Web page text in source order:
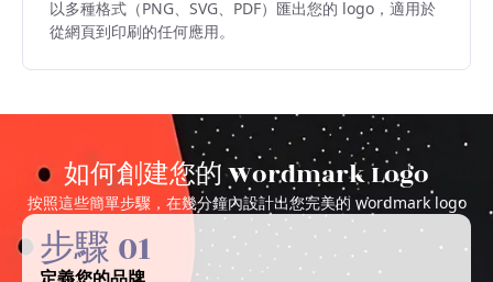
以多種格式（PNG、SVG、PDF）匯出您的 logo，適用於
從網頁到印刷的任何應用。
如何創建您的 Wordmark Logo
按照這些簡單步驟，在幾分鐘內設計出您完美的 wordmark logo
步驟 01